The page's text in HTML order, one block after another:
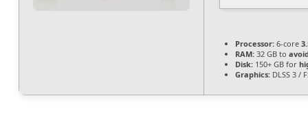
Processor:6-core
RAM:32 GB to
Disk:150+ GB for
Graphics:DLSS 3 /